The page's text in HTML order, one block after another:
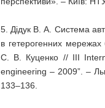
5. Дідук В. А. Система
в гетерогенних
С. В. Куценко // ІІІ
engineering – 2009”. –
133–136.